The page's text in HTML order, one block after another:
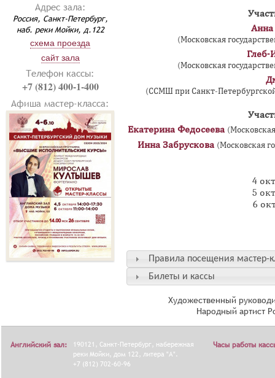
Адрес зала:
Россия, Санкт-Петербург,
наб. реки Мойки, д.122
схема проезда
сайт зала
Телефон кассы:
+7 (812) 400-1-400
Афиша мастер-класса:
Анна
(Московская
Глеб-
(Московская
(ССМШ при Санкт-
Екатерина Федосеева
Инна Забрускова (Московская
4
5
6
Правила посещения мастер-
Билеты и кассы
Художественный
Народный артист
Английский зал:
190121, Санкт-Петербург, набережная
реки Мойки, дом 122, литера "А".
+7 (812) 702-60-96
Часы работы